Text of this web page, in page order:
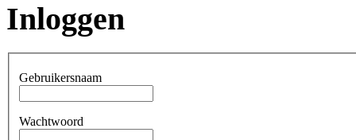
Inloggen
Gebruikersnaam
Wachtwoord